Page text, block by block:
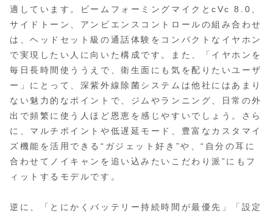
適しています。ビームフォーミングマイクとcVc 8.0、
サイドトーン、アンビエンスコントロールの組み合わせ
は、ヘッドセット級の通話体験をコンパクトなイヤホン
で実現したい人に向いた構成です。また、「イヤホンを
毎日長時間使ううえで、衛生面にも気を配りたいユーザ
ー」にとって、深紫外線除菌システムは他社にはあまり
ない魅力的なポイントで、ジムやランニング、日常の外
出で頻繁に使う人ほど恩恵を感じやすいでしょう。さら
に、マルチポイントや低遅延モード、豊富なカスタマイ
ズ機能を活用できる“ガジェット好き”や、“自分の耳に
合わせてノイキャンを追い込みたいこだわり派”にもフ
ィットするモデルです。
逆に、「とにかくバッテリー持続時間が最優先」「設定